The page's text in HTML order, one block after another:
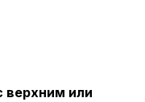
верхним или